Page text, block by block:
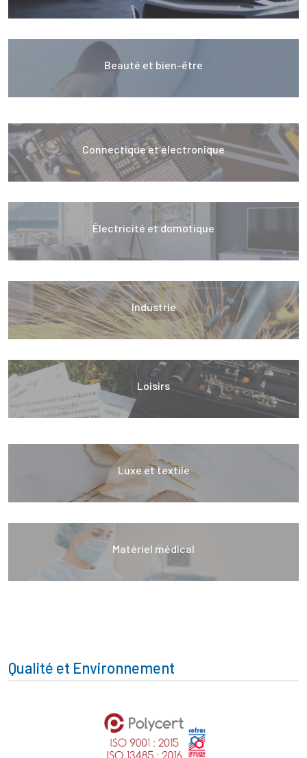
Beauté et bien-être
Connectique et électronique
Électricité et domotique
Industrie
Loisirs
Luxe et textile
Matériel médical
Qualité et Environnement